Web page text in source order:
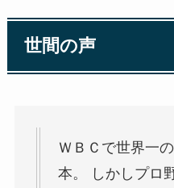
世間の声
ＷＢＣで世界一
本。 しかしプロ